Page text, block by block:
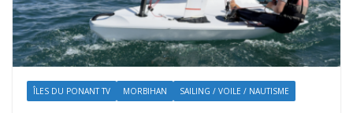
ÎLES DU PONANT TV MORBIHAN SAILING / VOILE / NAUTISME